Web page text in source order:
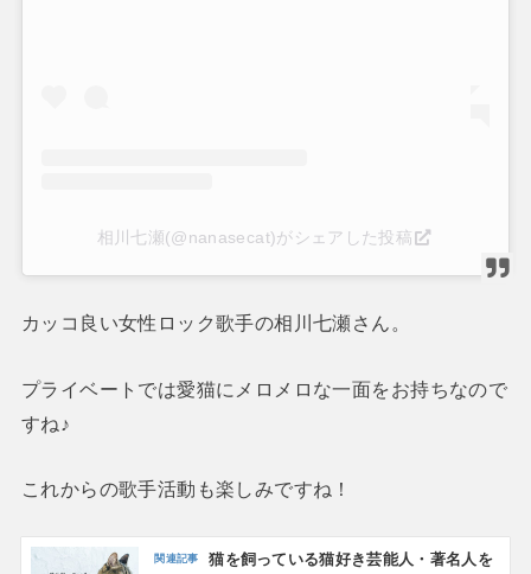
相川七瀬(@nanasecat)がシェアした投稿
カッコ良い女性ロック歌手の相川七瀬さん。
プライベートでは愛猫にメロメロな一面をお持ちなので
すね♪
これからの歌手活動も楽しみですね！
猫を飼っている猫好き芸能人・著名人を